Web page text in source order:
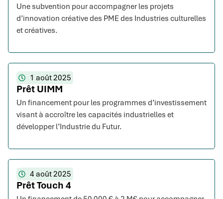
Une subvention pour accompagner les projets
d’innovation créative des PME des Industries culturelles
et créatives.
1 août 2025
Prêt UIMM
Un financement pour les programmes d’investissement
visant à accroître les capacités industrielles et
développer l’Industrie du Futur.
4 août 2025
Prêt Touch 4